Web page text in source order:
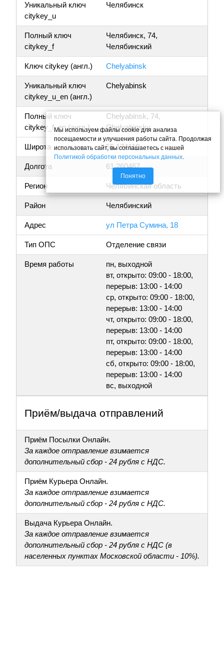
Уникальный ключ
citykey_u
Челябинск
Полный ключ
citykey_f
Челябинск, 74,
Челябинский
Ключ citykey (англ.) Chelyabinsk
Уникальный ключ
citykey_u_en (англ.)
Chelyabinsk
Полный ключ
citykey_f_en (англ.)
Chelyabinsk, 74,
Chelyabinsky
Широта 55.174110
Долгота 61.260467
Регион Челябинская область
Район Челябинский
Адрес ул Петра Сумина, 18
Тип ОПС Отделение связи
Время работы
пн, выходной
вт, открыто: 09:00 - 18:00,
перерыв: 13:00 - 14:00
ср, открыто: 09:00 - 18:00,
перерыв: 13:00 - 14:00
чт, открыто: 09:00 - 18:00,
перерыв: 13:00 - 14:00
пт, открыто: 09:00 - 18:00,
перерыв: 13:00 - 14:00
сб, открыто: 09:00 - 18:00,
перерыв: 13:00 - 14:00
вс, выходной
Приём/выдача отправлений
Приём Посылки Онлайн.
За каждое отправление взимается
дополнительный сбор - 24 рубля с НДС.
Приём Курьера Онлайн.
За каждое отправление взимается
дополнительный сбор - 24 рубля с НДС.
Выдача Курьера Онлайн.
За каждое отправление взимается
дополнительный сбор - 24 рубля с НДС (в
населенных пунктах Московской области - 10%).
Мы используем файлы cookie для анализа
посещаемости и улучшения работы сайта. Продолжая
использовать сайт, вы соглашаетесь с нашей
Политикой обработки персональных данных.
Понятно